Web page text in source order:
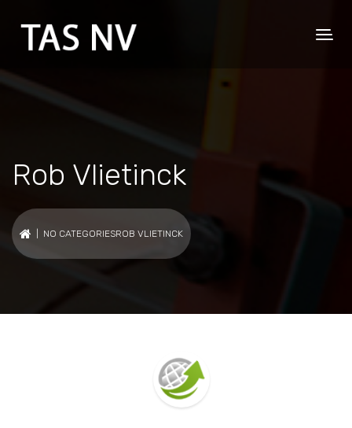
Rob Vlietinck
| NO CATEGORIESROB VLIETINCK